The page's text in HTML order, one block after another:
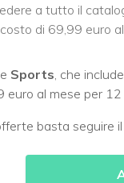
a tutto il
di 69,99 euro
Sports , che
euro al mese per
basta seguire